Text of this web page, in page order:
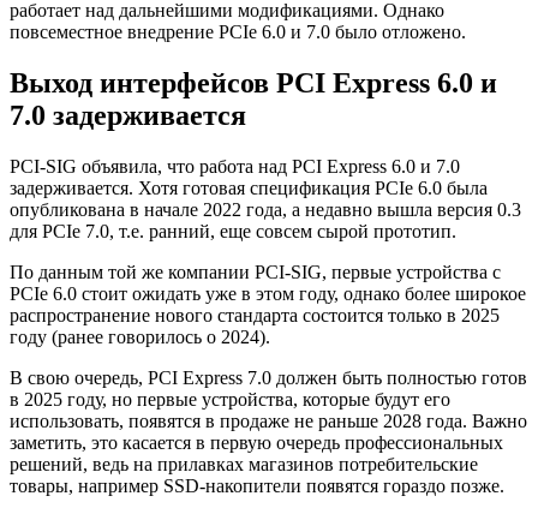
работает над дальнейшими модификациями. Однако
повсеместное внедрение PCIe 6.0 и 7.0 было отложено.
Выход интерфейсов PCI Express 6.0 и
7.0 задерживается
PCI-SIG объявила, что работа над PCI Express 6.0 и 7.0
задерживается. Хотя готовая спецификация PCIe 6.0 была
опубликована в начале 2022 года, а недавно вышла версия 0.3
для PCIe 7.0, т.е. ранний, еще совсем сырой прототип.
По данным той же компании PCI-SIG, первые устройства с
PCIe 6.0 стоит ожидать уже в этом году, однако более широкое
распространение нового стандарта состоится только в 2025
году (ранее говорилось о 2024).
В свою очередь, PCI Express 7.0 должен быть полностью готов
в 2025 году, но первые устройства, которые будут его
использовать, появятся в продаже не раньше 2028 года. Важно
заметить, это касается в первую очередь профессиональных
решений, ведь на прилавках магазинов потребительские
товары, например SSD-накопители появятся гораздо позже.